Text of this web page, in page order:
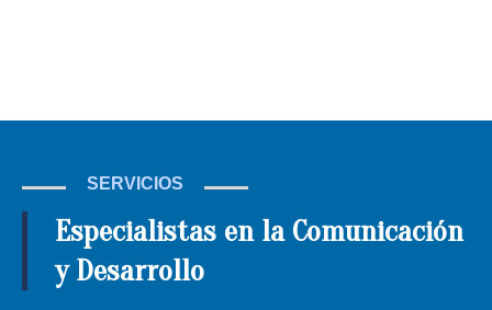
SERVICIOS
Especialistas en la Comunicación
y Desarrollo